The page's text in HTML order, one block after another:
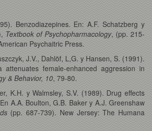
Benzodiazepines. En: A.F. Schatzberg y
Textbook of Psychopharmacology, (pp. 215-
Psychaitric Press.
J.V., Dahlöf, L,G. y Hansen, S. (1991).
attenuates female-enhanced aggression in
& Behavior, 10, 79-80.
K.H. y Walmsley, S.V. (1989). Drug effects
A.A. Boulton, G.B. Baker y A.J. Greenshaw
(pp. 687-739). New Jersey: The Humana